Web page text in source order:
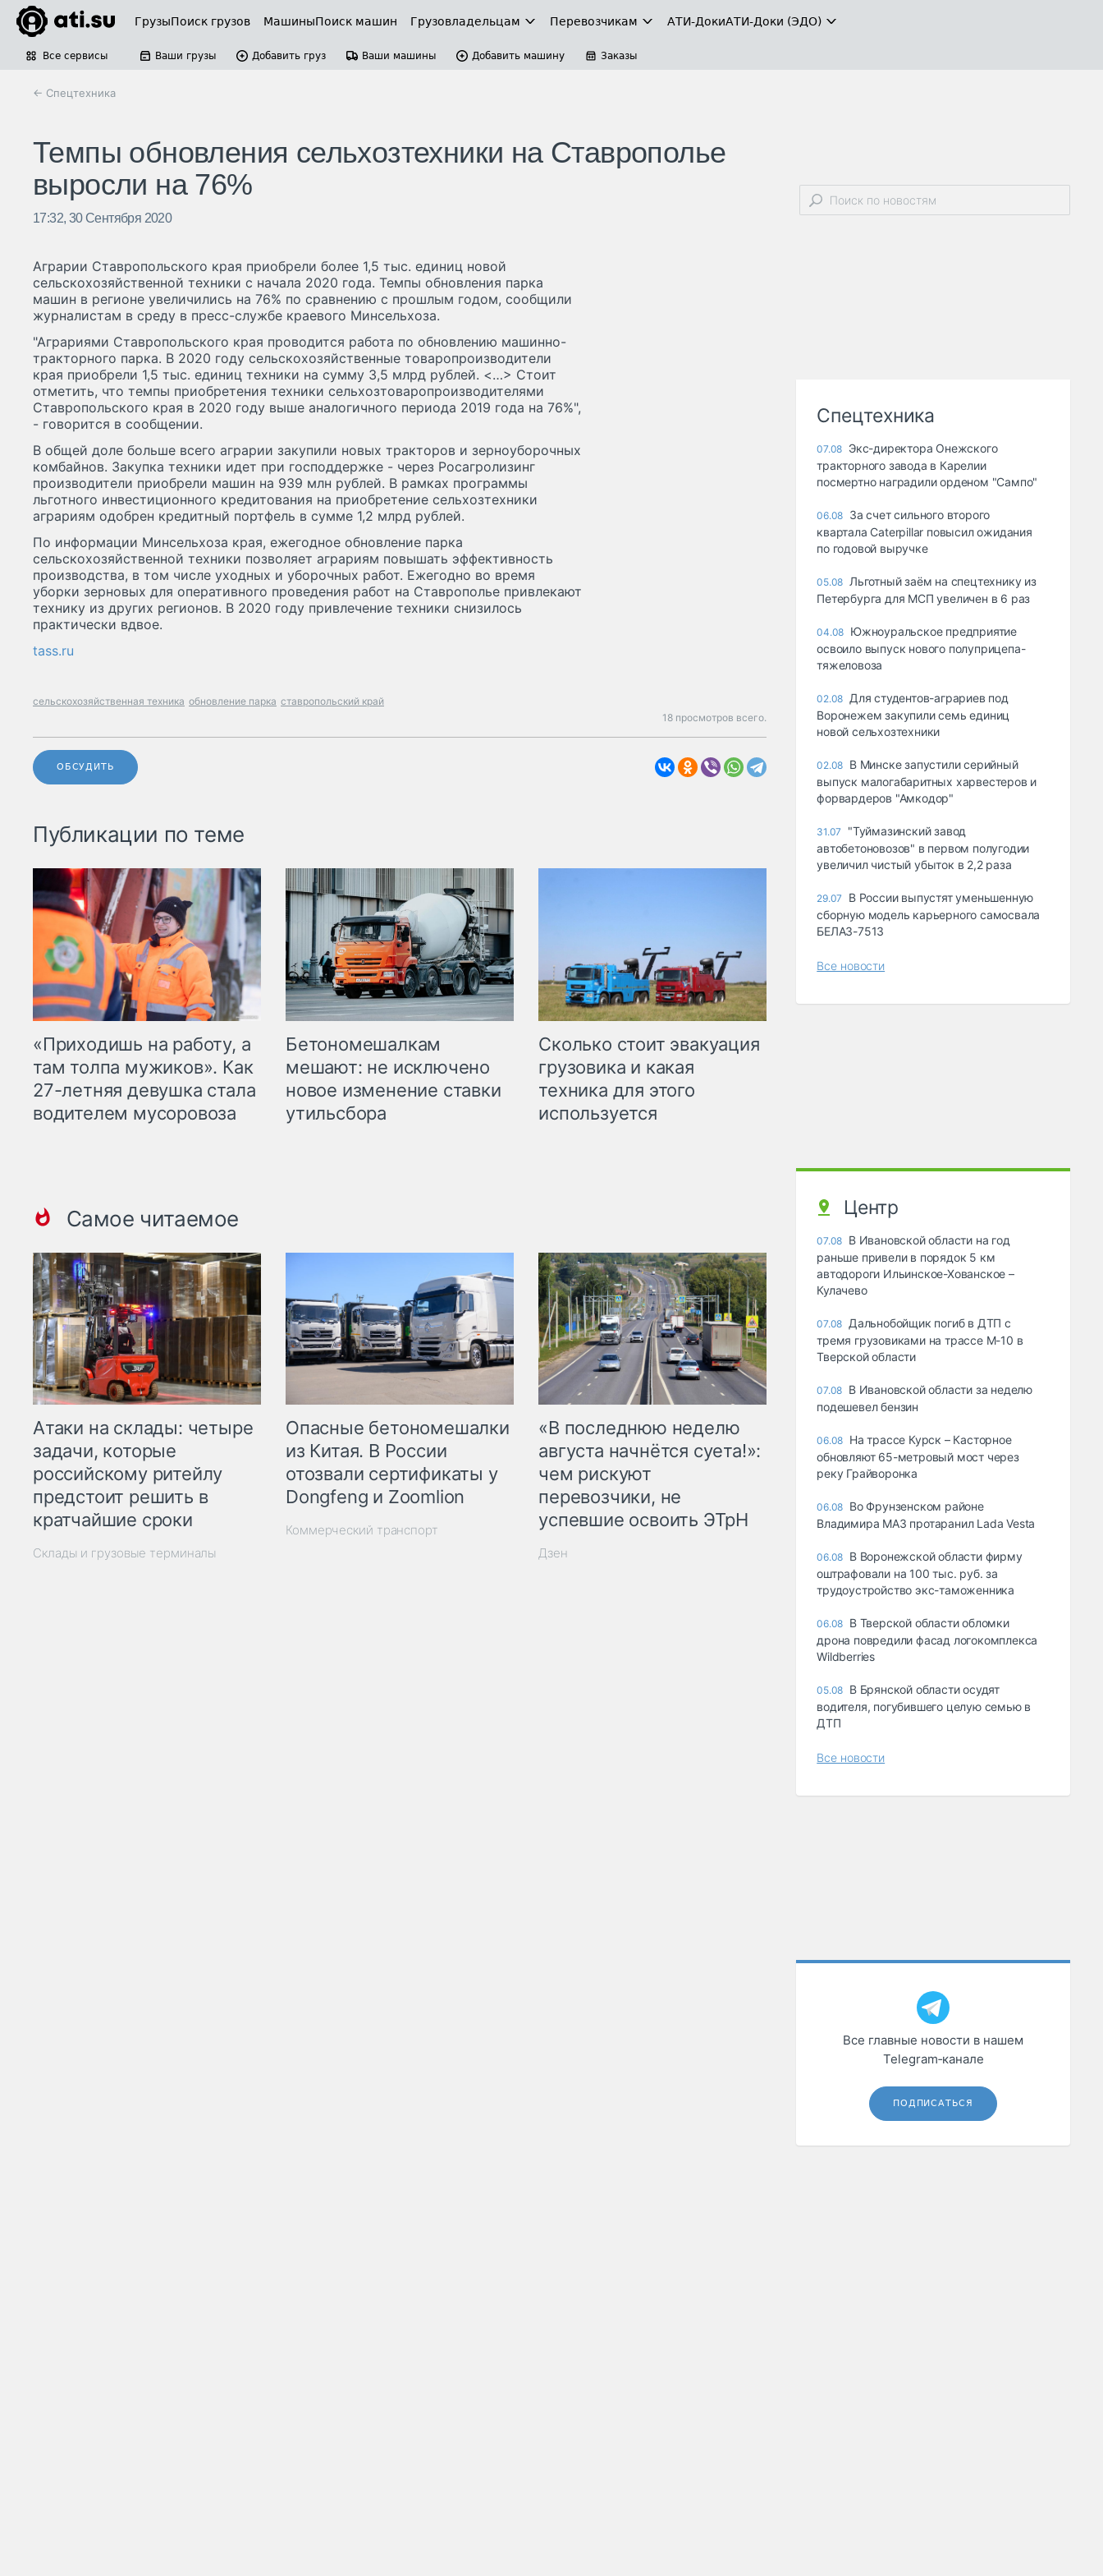
ГрузыПоиск грузов МашиныПоиск машин Грузовладельцам Перевозчикам АТИ-ДокиАТИ-Доки (ЭДО)
Все сервисы Ваши грузы Добавить груз Ваши машины Добавить машину Заказы
← Спецтехника
Темпы обновления сельхозтехники на Ставрополье
выросли на 76%
17:32, 30 Сентября 2020
Аграрии Ставропольского края приобрели более 1,5 тыс. единиц новой
сельскохозяйственной техники с начала 2020 года. Темпы обновления парка
машин в регионе увеличились на 76% по сравнению с прошлым годом, сообщили
журналистам в среду в пресс-службе краевого Минсельхоза.
"Аграриями Ставропольского края проводится работа по обновлению машинно-
тракторного парка. В 2020 году сельскохозяйственные товаропроизводители
края приобрели 1,5 тыс. единиц техники на сумму 3,5 млрд рублей. <…> Стоит
отметить, что темпы приобретения техники сельхозтоваропроизводителями
Ставропольского края в 2020 году выше аналогичного периода 2019 года на 76%",
- говорится в сообщении.
В общей доле больше всего аграрии закупили новых тракторов и зерноуборочных
комбайнов. Закупка техники идет при господдержке - через Росагролизинг
производители приобрели машин на 939 млн рублей. В рамках программы
льготного инвестиционного кредитования на приобретение сельхозтехники
аграриям одобрен кредитный портфель в сумме 1,2 млрд рублей.
По информации Минсельхоза края, ежегодное обновление парка
сельскохозяйственной техники позволяет аграриям повышать эффективность
производства, в том числе уходных и уборочных работ. Ежегодно во время
уборки зерновых для оперативного проведения работ на Ставрополье привлекают
технику из других регионов. В 2020 году привлечение техники снизилось
практически вдвое.
tass.ru
сельскохозяйственная техника обновление парка ставропольский край
18 просмотров всего.
ОБСУДИТЬ
Публикации по теме
«Приходишь на работу, а
там толпа мужиков». Как
27-летняя девушка стала
водителем мусоровоза
Бетономешалкам
мешают: не исключено
новое изменение ставки
утильсбора
Сколько стоит эвакуация
грузовика и какая
техника для этого
используется
Самое читаемое
Атаки на склады: четыре
задачи, которые
российскому ритейлу
предстоит решить в
кратчайшие сроки
Склады и грузовые терминалы
Опасные бетономешалки
из Китая. В России
отозвали сертификаты у
Dongfeng и Zoomlion
Коммерческий транспорт
«В последнюю неделю
августа начнётся суета!»:
чем рискуют
перевозчики, не
успевшие освоить ЭТрН
Дзен
Спецтехника
07.08 Экс-директора Онежского
тракторного завода в Карелии
посмертно наградили орденом "Сампо"
06.08 За счет сильного второго
квартала Caterpillar повысил ожидания
по годовой выручке
05.08 Льготный заём на спецтехнику из
Петербурга для МСП увеличен в 6 раз
04.08 Южноуральское предприятие
освоило выпуск нового полуприцепа-
тяжеловоза
02.08 Для студентов-аграриев под
Воронежем закупили семь единиц
новой сельхозтехники
02.08 В Минске запустили серийный
выпуск малогабаритных харвестеров и
форвардеров "Амкодор"
31.07
"Туймазинский завод
автобетоновозов" в первом полугодии
увеличил чистый убыток в 2,2 раза
29.07
В России выпустят уменьшенную
сборную модель карьерного самосвала
БЕЛАЗ-7513
Все новости
Центр
07.08 В Ивановской области на год
раньше привели в порядок 5 км
автодороги Ильинское-Хованское –
Кулачево
07.08 Дальнобойщик погиб в ДТП с
тремя грузовиками на трассе М-10 в
Тверской области
07.08 В Ивановской области за неделю
подешевел бензин
06.08 На трассе Курск – Касторное
обновляют 65-метровый мост через
реку Грайворонка
06.08 Во Фрунзенском районе
Владимира МАЗ протаранил Lada Vesta
06.08 В Воронежской области фирму
оштрафовали на 100 тыс. руб. за
трудоустройство экс-таможенника
06.08 В Тверской области обломки
дрона повредили фасад логокомплекса
Wildberries
05.08 В Брянской области осудят
водителя, погубившего целую семью в
ДТП
Все новости
Все главные новости в нашем
Telegram‑канале
ПОДПИСАТЬСЯ